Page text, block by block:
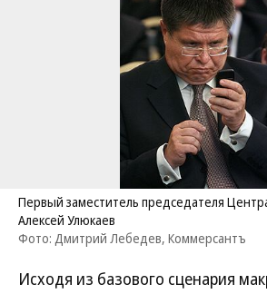
Первый заместитель председателя
Алексей Улюкаев
Фото: Дмитрий Лебедев, Коммерсантъ
Исходя из базового сценария